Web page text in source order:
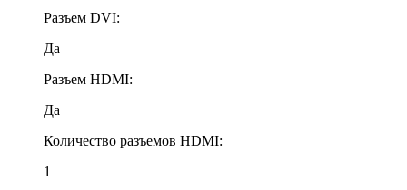
Разъем DVI:
Да
Разъем HDMI:
Да
Количество разъемов HDMI:
1